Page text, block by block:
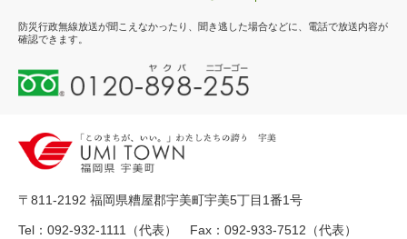
防災行政無線放送が聞こえなかったり、聞き逃した場合などに、電話で放送内容が
確認できます。
0
1
-
8
-
〒811-2192 福岡県糟屋郡宇美町宇美5丁目1番1号
Tel：092-932-1111（代表） Fax：092-933-7512（代表）